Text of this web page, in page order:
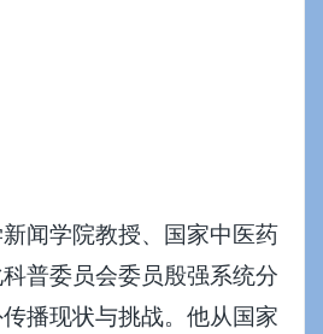
学院教授、国家中医药
普委员会委员殷强系统分
播现状与挑战。他从国家